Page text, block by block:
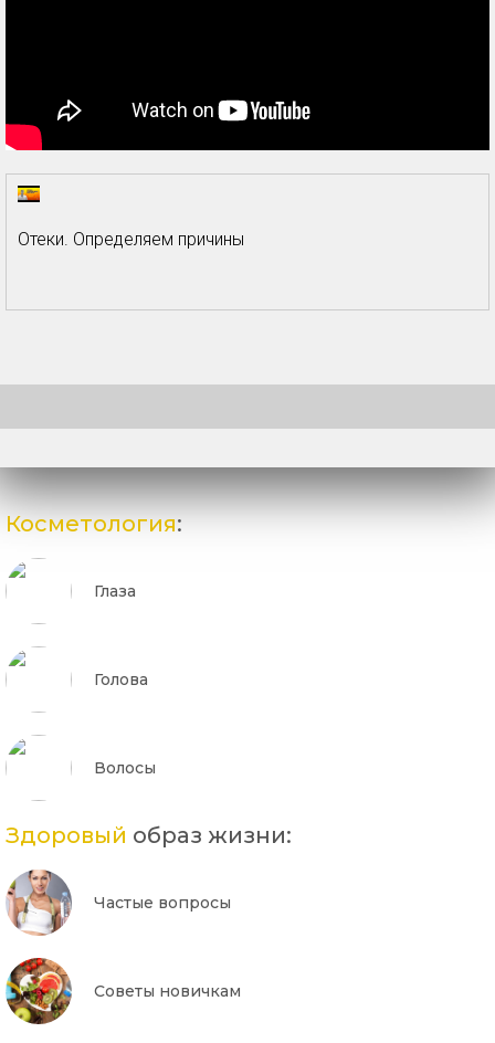
Отеки. Определяем причины
Косметология:
Глаза
Голова
Волосы
Здоровый образ жизни:
Частые вопросы
Советы новичкам